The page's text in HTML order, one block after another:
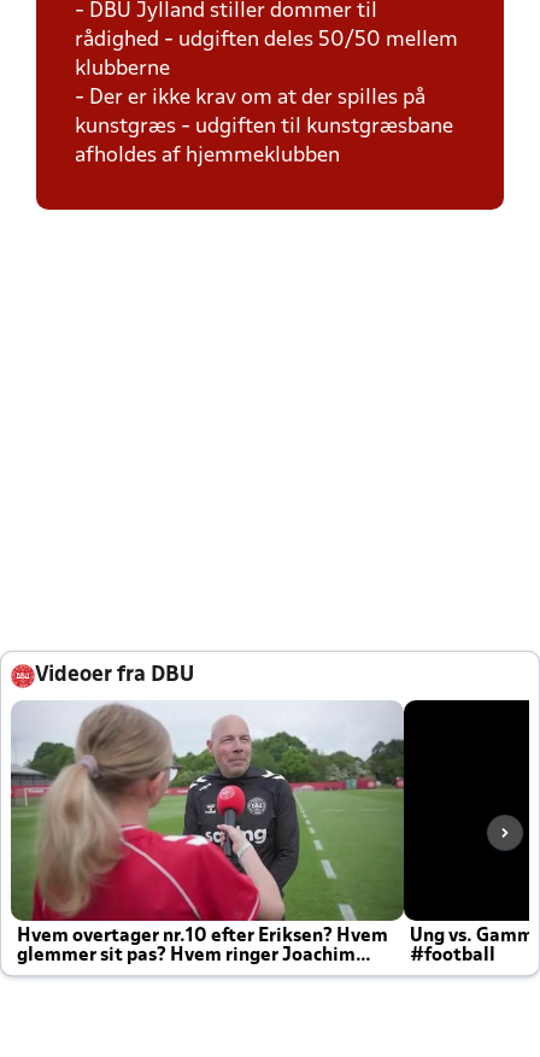
- DBU Jylland stiller dommer til
rådighed - udgiften deles 50/50 mellem
klubberne
- Der er ikke krav om at der spilles på
kunstgræs - udgiften til kunstgræsbane
afholdes af hjemmeklubben
Videoer fra DBU
Hvem overtager nr.10 efter Eriksen? Hvem
glemmer sit pas? Hvem ringer Joachim
altid til efter kampe?
Ung vs.
#football